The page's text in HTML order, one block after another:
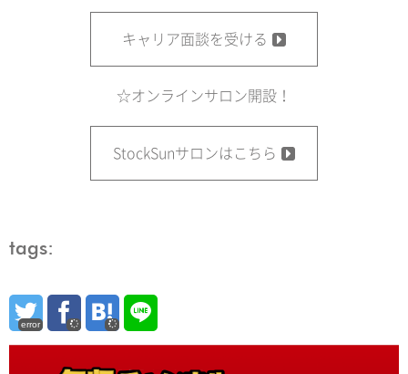
キャリア面談を受ける
☆オンラインサロン開設！
StockSunサロンはこちら
tags:
error